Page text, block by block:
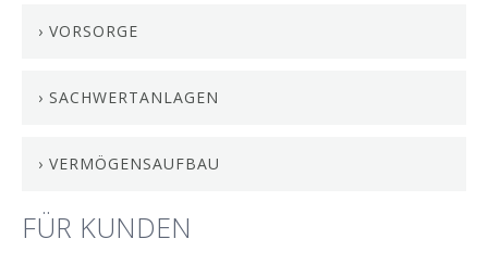
› VORSORGE
› SACHWERTANLAGEN
› VERMÖGENSAUFBAU
FÜR KUNDEN